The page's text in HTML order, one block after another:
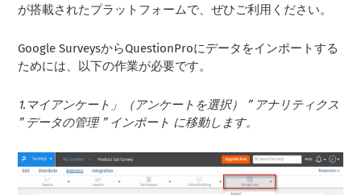
が搭載されたプラットフォームで、ぜひご利用ください。
Google SurveysからQuestionProにデータをインポートする
ためには、以下の作業が必要です。
1.マイアンケート」（アンケートを選択） ” アナリティクス
” データの管理 ” インポート に移動します。